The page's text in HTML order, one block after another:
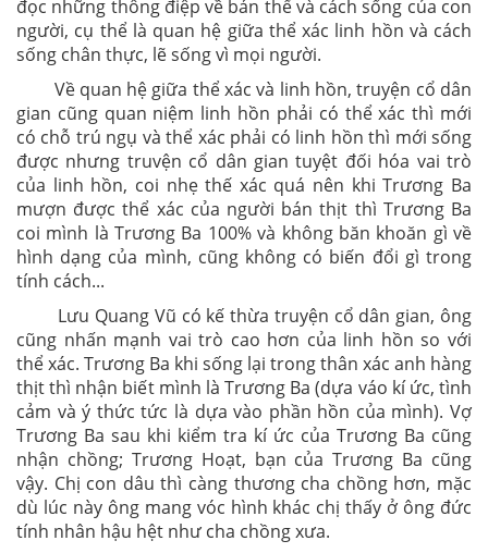
đọc những thông điệp về bản thể và cách sống của con
người, cụ thể là quan hệ giữa thể xác linh hồn và cách
sống chân thực, lẽ sống vì mọi người.
Về quan hệ giữa thể xác và linh hồn, truyện cổ dân
gian cũng quan niệm linh hồn phải có thể xác thì mới
có chỗ trú ngụ và thể xác phải có linh hồn thì mới sống
được nhưng truvện cổ dân gian tuyệt đối hóa vai trò
của linh hồn, coi nhẹ thế xác quá nên khi Trương Ba
mượn được thể xác của người bán thịt thì Trương Ba
coi mình là Trương Ba 100% và không băn khoăn gì về
hình dạng của mình, cũng không có biến đổi gì trong
tính cách...
Lưu Quang Vũ có kế thừa truyện cổ dân gian, ông
cũng nhấn mạnh vai trò cao hơn của linh hồn so với
thể xác. Trương Ba khi sống lại trong thân xác anh hàng
thịt thì nhận biết mình là Trương Ba (dựa váo kí ức, tình
cảm và ý thức tức là dựa vào phần hồn của mình). Vợ
Trương Ba sau khi kiểm tra kí ức của Trương Ba cũng
nhận chồng; Trương Hoạt, bạn của Trương Ba cũng
vậy. Chị con dâu thì càng thương cha chồng hơn, mặc
dù lúc này ông mang vóc hình khác chị thấy ở ông đức
tính nhân hậu hệt như cha chồng xưa.